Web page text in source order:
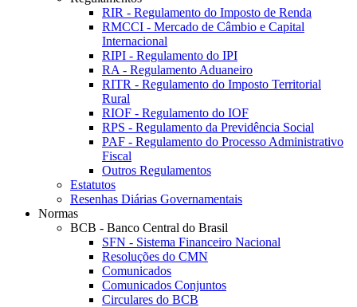
RIR - Regulamento do Imposto de Renda
RMCCI - Mercado de Câmbio e Capital
Internacional
RIPI - Regulamento do IPI
RA - Regulamento Aduaneiro
RITR - Regulamento do Imposto Territorial
Rural
RIOF - Regulamento do IOF
RPS - Regulamento da Previdência Social
PAF - Regulamento do Processo Administrativo
Fiscal
Outros Regulamentos
Estatutos
Resenhas Diárias Governamentais
Normas
BCB - Banco Central do Brasil
SFN - Sistema Financeiro Nacional
Resoluções do CMN
Comunicados
Comunicados Conjuntos
Circulares do BCB